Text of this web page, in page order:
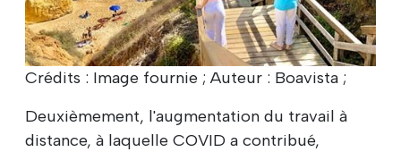
Crédits : Image fournie ; Auteur : Boavista ;
Deuxièmement, l'augmentation du travail à
distance, à laquelle COVID a contribué,